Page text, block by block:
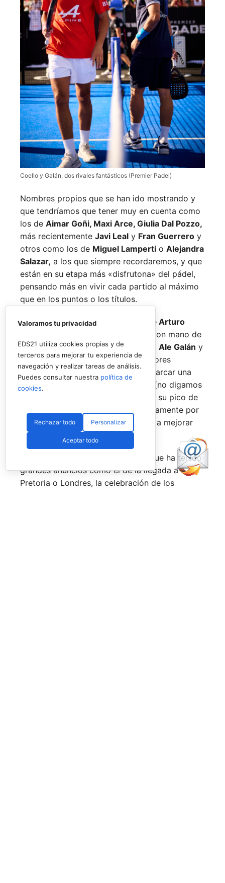
Coello y Galán, dos rivales fantásticos (Premier Padel)
Nombres propios que se han ido mostrando y
que tendríamos que tener muy en cuenta como
los de Aimar Goñi, Maxi Arce, Giulia Dal Pozzo,
más recientemente Javi Leal y Fran Guerrero y
otros como los de Miguel Lamperti o Alejandra
Salazar, a los que siempre recordaremos, y que
están en su etapa más «disfrutona» del pádel,
pensando más en vivir cada partido al máximo
que en los puntos o los títulos.
No por ello hemos de olvidarnos de Arturo
que rigen con mano de
hierro el circuito pero que tienen en Ale Galán y
enFede Chingottoa dos competidores
sublimes. Dos parejas llamadas a marcar una
época por lo difícil que es jugarles (no digamos
ya ganarles) y que cuando están en su pico de
forma, son una delicia y que, precisamente por
esa rivalidad que tienen, se obligan a mejorar
constantemente.
Una primera mitad de temporada que ha tenido
grandes anuncios como el de la llegada a
Pretoria o Londres, la celebración de los
Valoramos tu privacidad
EDS21 utiliza cookies propias y de
terceros para mejorar tu experiencia de
navegación y realizar tareas de análisis.
Puedes consultar nuestra política de
cookies.
Rechazar todo Personalizar
Aceptar todo